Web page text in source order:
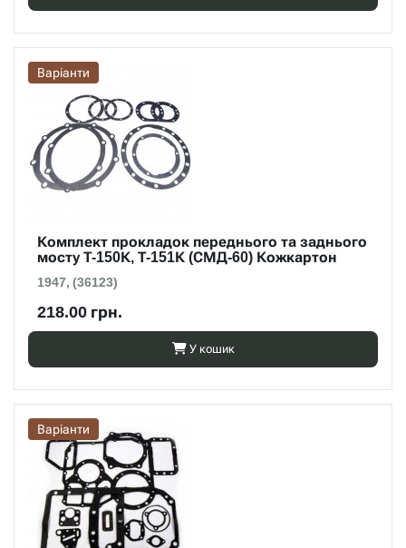
Варіанти
Комплект прокладок переднього та заднього
мосту Т-150К, Т-151К (СМД-60) Кожкартон
1947, (36123)
218.00 грн.
У кошик
Варіанти